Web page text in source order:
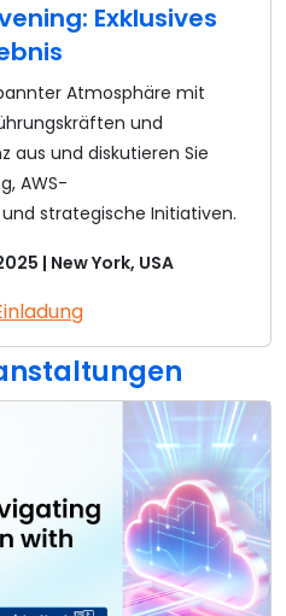
Exklusives
Atmosphäre mit
und
aus und diskutieren Sie
AWS-
strategische Initiativen.
| New York, USA